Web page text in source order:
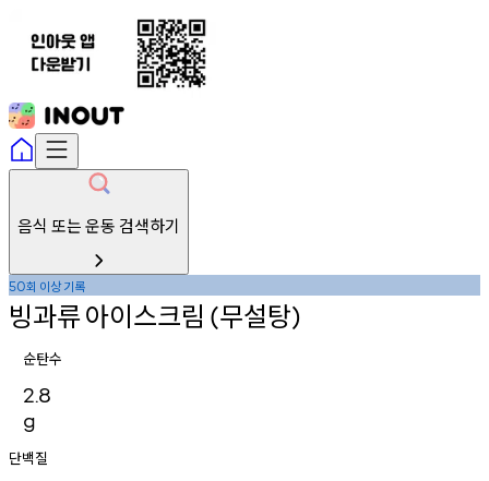
음식 또는 운동 검색하기
50회 이상기록
빙과류아이스크림 (무설탕)
순탄수
2.8
g
단백질